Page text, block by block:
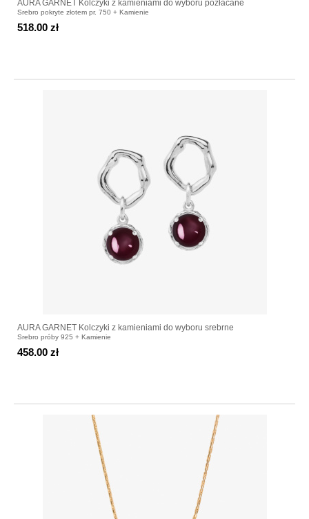
AURA GARNET Kolczyki z kamieniami do wyboru pozłacane
Srebro pokryte złotem pr. 750 + Kamienie
518.00 zł
AURA GARNET Kolczyki z kamieniami do wyboru srebrne
Srebro próby 925 + Kamienie
458.00 zł